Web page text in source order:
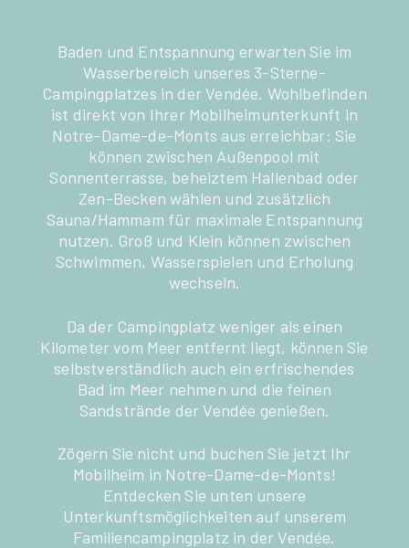
Baden und Entspannung erwarten Sie im
Wasserbereich unseres 3-Sterne-
Campingplatzes in der Vendée. Wohlbefinden
ist direkt von Ihrer Mobilheimunterkunft in
Notre-Dame-de-Monts aus erreichbar: Sie
können zwischen Außenpool mit
Sonnenterrasse, beheiztem Hallenbad oder
Zen-Becken wählen und zusätzlich
Sauna/Hammam für maximale Entspannung
nutzen. Groß und Klein können zwischen
Schwimmen, Wasserspielen und Erholung
wechseln.
Da der Campingplatz weniger als einen
Kilometer vom Meer entfernt liegt, können Sie
selbstverständlich auch ein erfrischendes
Bad im Meer nehmen und die feinen
Sandstrände der Vendée genießen.
Zögern Sie nicht und buchen Sie jetzt Ihr
Mobilheim in Notre-Dame-de-Monts!
Entdecken Sie unten unsere
Unterkunftsmöglichkeiten auf unserem
Familiencampingplatz in der Vendée.